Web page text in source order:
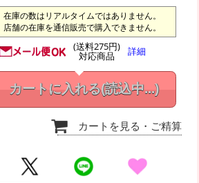
在庫の数はリアルタイムではありません。
店舗の在庫を通信販売で購入できません。
(送料275円)
対応商品 詳細
カートに入れる(読込中...)
カートを見る ・ご精算